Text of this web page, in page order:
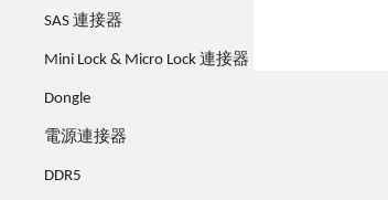
SAS 連接器
Mini Lock & Micro Lock 連接器
Dongle
電源連接器
DDR5